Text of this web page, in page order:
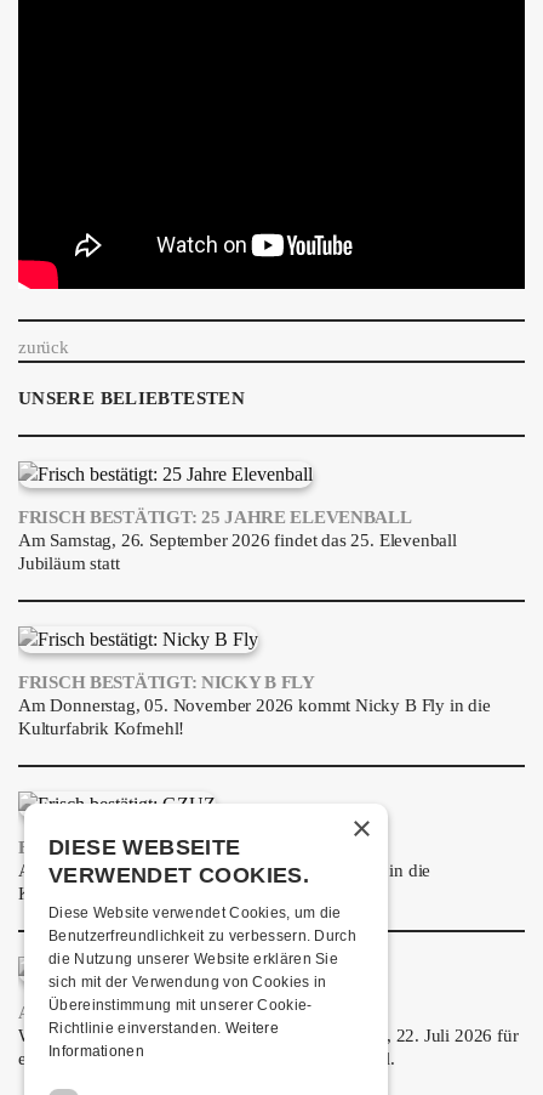
zurück
UNSERE BELIEBTESTEN
FRISCH BESTÄTIGT: 25 JAHRE ELEVENBALL
Am Samstag, 26. September 2026 findet das 25. Elevenball
Jubiläum statt
FRISCH BESTÄTIGT: NICKY B FLY
Am Donnerstag, 05. November 2026 kommt Nicky B Fly in die
Kulturfabrik Kofmehl!
FRISCH BESTÄTIGT: GZUZ
Am Donnerstag, 29. Oktober 2026 kommt GZUZ in die
Kulturfabrik Kofmehl!
AIRBOURNE - SPECIAL SUMMER SHOW
Wow, das ist ein Ding! Airbourne kommen am MI, 22. Juli 2026 für
eine exklusive Special Summer Show ins Kofmehl.
×
DIESE WEBSEITE
VERWENDET COOKIES.
Diese Website verwendet Cookies, um die
Benutzerfreundlichkeit zu verbessern. Durch
die Nutzung unserer Website erklären Sie
sich mit der Verwendung von Cookies in
Übereinstimmung mit unserer Cookie-
Richtlinie einverstanden. Weitere
Informationen